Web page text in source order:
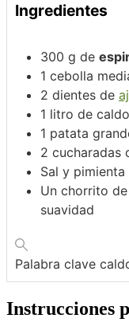
Ingredientes
300 g de
1 cebolla
2 dientes de
1 litro de
1 patata
2 cucharadas
Sal y
Un chorrito de
suavidad
Palabra clave
Instrucciones